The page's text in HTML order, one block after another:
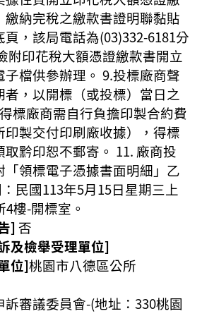
納完稅之繳款書證明聯黏貼
，該局電話為(03)332-6181分
附印花稅大額憑證繳款書開立
子檔供參辦理。 9.投標廠商聲
，以開標（或投標）當日之
標廠商需自行負擔印製合約費
印製交付印刷廠收據），得標
黔印恕不郵寄。 11. 廠商投
領標電子憑據書面明細」乙
民國113年5月15日星期三上
樓-開標室。
] 否
及檢舉受理單位]
位]桃園市八德區公所
審議委員會-(地址：330桃園